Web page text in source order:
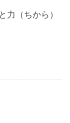
力（ちから）